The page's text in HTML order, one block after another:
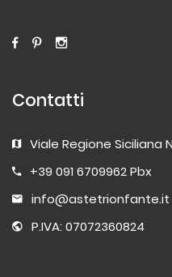
Contatti
Viale Regione Siciliana
+39 091 6709962 Pbx
info@astetrionfante.it
P.IVA: 07072360824